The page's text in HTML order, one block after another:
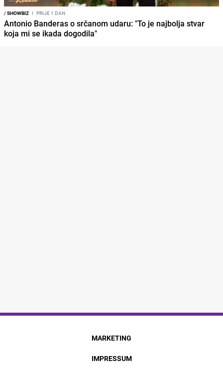
/SHOWBIZ I PRIJE 1 DAN
Antonio Banderas o srčanom udaru: "To je najbolja stvar
koja mi se ikada dogodila"
MARKETING
IMPRESSUM